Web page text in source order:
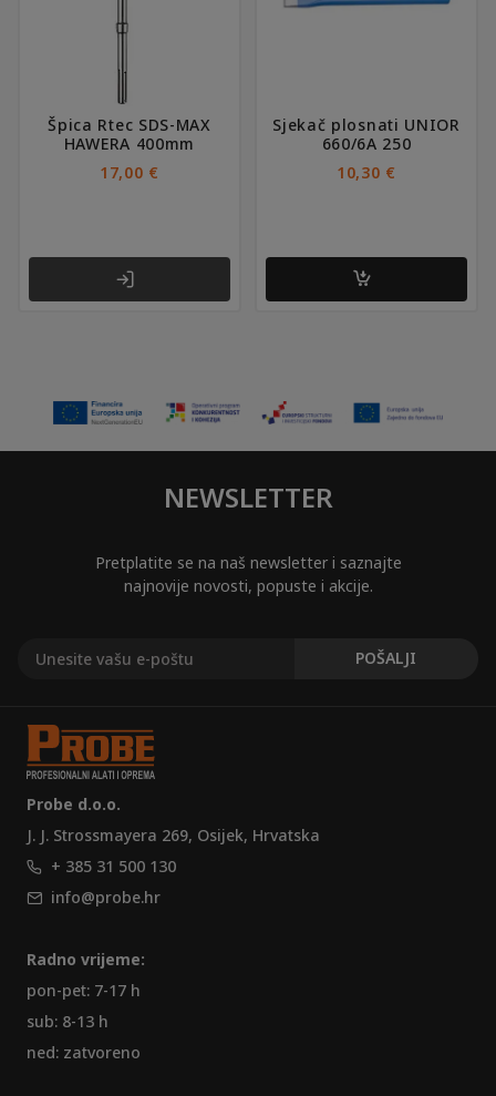
Špica Rtec SDS-MAX
HAWERA 400mm
17,00 €
Sjekač plosnati UNIOR
660/6A 250
10,30 €
NEWSLETTER
Pretplatite se na naš newsletter i saznajte
najnovije novosti, popuste i akcije.
Probe d.o.o.
J. J. Strossmayera 269, Osijek, Hrvatska
+ 385 31 500 130
info@probe.hr
Radno vrijeme:
pon-pet: 7-17 h
sub: 8-13 h
ned: zatvoreno